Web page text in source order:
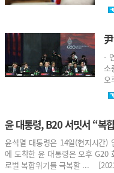
-
소
오
윤 대통령, B20 서밋서 “복
윤석열 대통령은 14일(현지시간)
에 도착한 윤 대통령은 오후 G20
로벌 복합위기를 극복할 ...